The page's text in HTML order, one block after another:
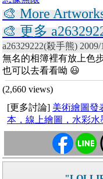
🎨 More
🎨 更多
a26329222(殺手熊) 2009/
無名的相簿裡有放上色
也可以去看看呦 😃
(2,660 views)
[更多討論] 美術繪圖發
本，線上繪圖，水彩